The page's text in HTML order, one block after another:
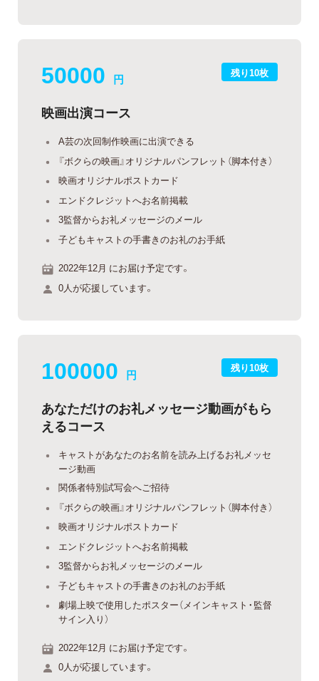
残り10枚
50000 円
映画出演コース
A芸の次回制作映画に出演できる
『ボクらの映画』オリジナルパンフレット（脚本付き）
映画オリジナルポストカード
エンドクレジットへお名前掲載
3監督からお礼メッセージのメール
子どもキャストの手書きのお礼のお手紙
2022年12月 にお届け予定です。
0人が応援しています。
残り10枚
100000 円
あなただけのお礼メッセージ動画がもら
えるコース
キャストがあなたのお名前を読み上げるお礼メッセ
ージ動画
関係者特別試写会へご招待
『ボクらの映画』オリジナルパンフレット（脚本付き）
映画オリジナルポストカード
エンドクレジットへお名前掲載
3監督からお礼メッセージのメール
子どもキャストの手書きのお礼のお手紙
劇場上映で使用したポスター（メインキャスト・監督
サイン入り）
2022年12月 にお届け予定です。
0人が応援しています。